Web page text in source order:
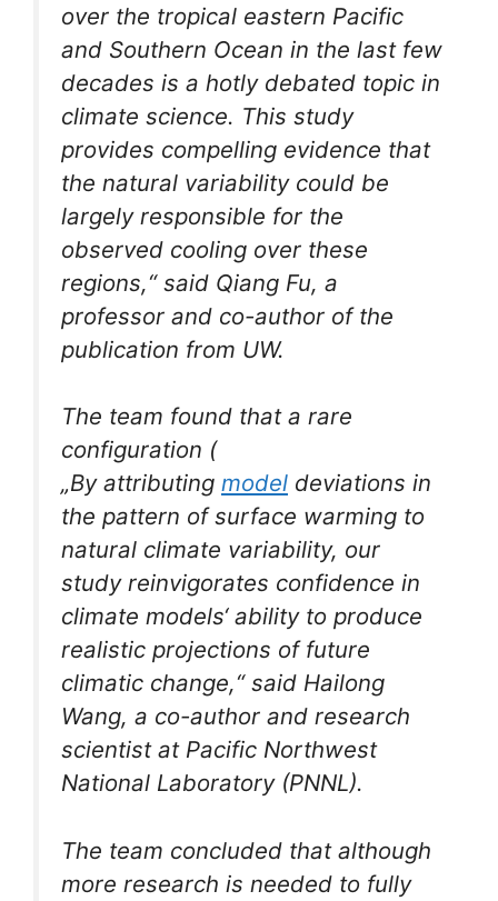
over the tropical eastern Pacific
and Southern Ocean in the last few
decades is a hotly debated topic in
climate science. This study
provides compelling evidence that
the natural variability could be
largely responsible for the
observed cooling over these
regions,“ said Qiang Fu, a
professor and co-author of the
publication from UW.
The team found that a rare
configuration (
„By attributing model deviations in
the pattern of surface warming to
natural climate variability, our
study reinvigorates confidence in
climate models‘ ability to produce
realistic projections of future
climatic change,“ said Hailong
Wang, a co-author and research
scientist at Pacific Northwest
National Laboratory (PNNL).
The team concluded that although
more research is needed to fully